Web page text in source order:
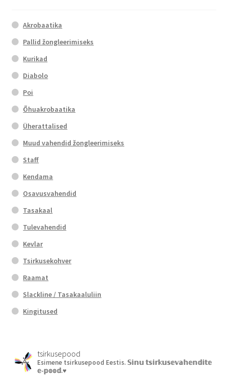
Akrobaatika
Pallid žongleerimiseks
Kurikad
Diabolo
Poi
Õhuakrobaatika
Üherattalised
Muud vahendid žongleerimiseks
Staff
Kendama
Osavusvahendid
Tasakaal
Tulevahendid
Kevlar
Tsirkusekohver
Raamat
Slackline / Tasakaaluliin
Kingitused
tsirkusepood
Esimene tsirkusepood Eestis. 𝕊𝕚𝕟𝕦 𝕥𝕤𝕚𝕣𝕜𝕦𝕤𝕖𝕧𝕒𝕙𝕖𝕟𝕕𝕚𝕥𝕖
𝕖-𝕡𝕠𝕠𝕕.♥︎